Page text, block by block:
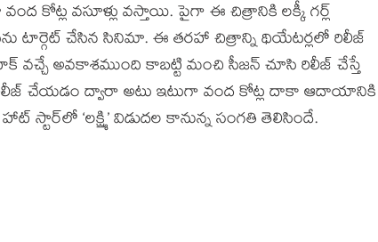
కోట్ల వసూళ్లు వస్తాయి. పైగా ఈ చిత్రానికి లక్కీ గర్ల్
టార్గెట్ చేసిన సినిమా. ఈ తరహా చిత్రాన్ని థియేటర్లలో రిలీజ్
వచ్చే అవకాశముంది కాబట్టి మంచి సీజన్ చూసి రిలీజ్ చేస్తే
చేయడం ద్వారా అటు ఇటుగా వంద కోట్ల దాకా ఆదాయానికి
స్టార్‌లో ‘లక్ష్మి’ విడుదల కానున్న సంగతి తెలిసిందే.